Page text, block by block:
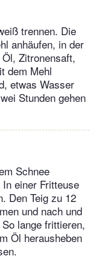
trennen. Die
anhäufen, in der
Zitronensaft,
dem Mehl
etwas Wasser
Stunden gehen
Schnee
einer Fritteuse
Den Teig zu 12
und nach und
lange frittieren,
Öl herausheben